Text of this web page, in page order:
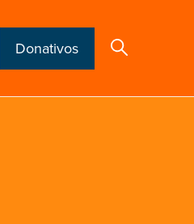
Donativos